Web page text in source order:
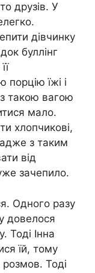
друзів. У
дівчинку
буллінг
порцію їжі і
з такою вагою
мало.
хлопчикові,
з таким
від
зачепило.
Одного разу
довелося
Тоді Інна
їй, тому
Тоді